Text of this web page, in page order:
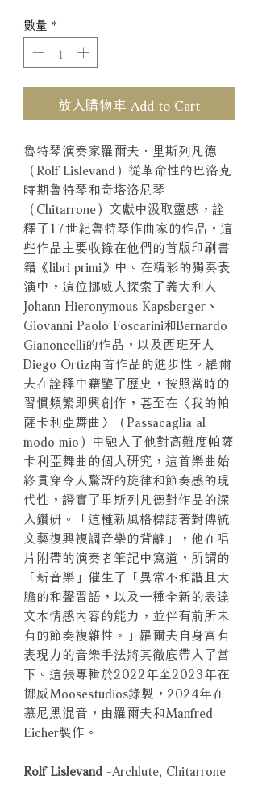
數量 *
放入購物車 Add to Cart
魯特琴演奏家羅爾夫．里斯列凡德
（Rolf Lislevand）從革命性的巴洛克
時期魯特琴和奇塔洛尼琴
（Chitarrone）文獻中汲取靈感，詮
釋了17世紀魯特琴作曲家的作品，這
些作品主要收錄在他們的首版印刷書
籍《libri primi》中。在精彩的獨奏表
演中，這位挪威人探索了義大利人
Johann Hieronymous Kapsberger、
Giovanni Paolo Foscarini和Bernardo
Gianoncelli的作品，以及西班牙人
Diego Ortiz兩首作品的進步性。羅爾
夫在詮釋中藉鑒了歷史，按照當時的
習慣頻繁即興創作，甚至在〈我的帕
薩卡利亞舞曲〉（Passacaglia al
modo mio）中融入了他對高難度帕薩
卡利亞舞曲的個人研究，這首樂曲始
終貫穿令人驚訝的旋律和節奏感的現
代性，證實了里斯列凡德對作品的深
入鑽研。「這種新風格標誌著對傳統
文藝復興複調音樂的背離」，他在唱
片附帶的演奏者筆記中寫道，所謂的
「新音樂」催生了「異常不和諧且大
膽的和聲習語，以及一種全新的表達
文本情感內容的能力，並伴有前所未
有的節奏複雜性。」羅爾夫自身富有
表現力的音樂手法將其徹底帶入了當
下。這張專輯於2022年至2023年在
挪威Moosestudios錄製，2024年在
慕尼黑混音，由羅爾夫和Manfred
Eicher製作。
Rolf Lislevand -Archlute, Chitarrone